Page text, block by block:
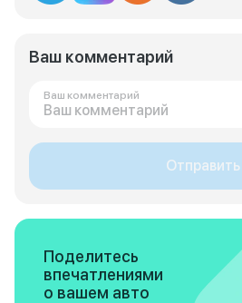
Ваш комментарий
Ваш комментарий
Отправить
Поделитесь
впечатлениями
о вашем авто